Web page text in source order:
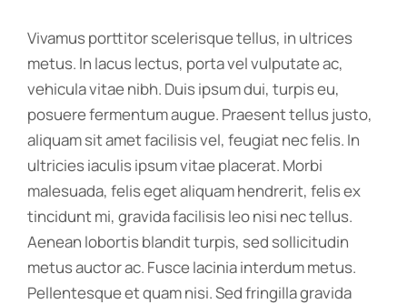
Vivamus porttitor scelerisque tellus, in ultrices
metus. In lacus lectus, porta vel vulputate ac,
vehicula vitae nibh. Duis ipsum dui, turpis eu,
posuere fermentum augue. Praesent tellus justo,
aliquam sit amet facilisis vel, feugiat nec felis. In
ultricies iaculis ipsum vitae placerat. Morbi
malesuada, felis eget aliquam hendrerit, felis ex
tincidunt mi, gravida facilisis leo nisi nec tellus.
Aenean lobortis blandit turpis, sed sollicitudin
metus auctor ac. Fusce lacinia interdum metus.
Pellentesque et quam nisi. Sed fringilla gravida